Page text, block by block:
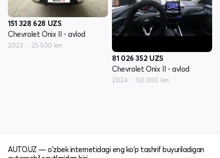
151 328 628 UZS
Chevrolet Onix II - avlod
2023 25 500 km
81 026 352 UZS
Chevrolet Onix II - avlod
2024 50 000 km
AUTO.UZ — o'zbek internetidagi eng ko'p tashrif buyuriladigan